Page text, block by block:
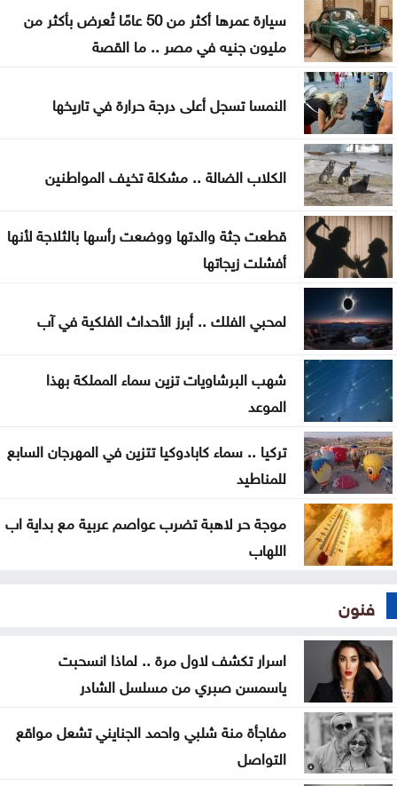
هل تأكل البطيخ مع الخبز؟ خبراء يوضحون ما قد يحدث
لجسمك
عطالله: الوصاية الهاشمية صمام أمان للمقدسات في
القدس
أعيان: مواقف الملك تعكس التزامًا أردنيًا راسخًا بالدفاع
عن القدس ومقدساتها
إيران: مفاوضات مضيق هرمز مع عُمان في مراحلها
النهائية
الرئيس الإيراني: صعوبة التواصل مع المرشد مجتبى
خامنئي
لجنة "4+4" الليبية تتوصل لاتفاق بشأن تعيين رئيس
مفوضية الانتخابات
سيارة عمرها أكثر من 50 عامًا تُعرض بأكثر من
مليون جنيه في مصر .. ما القصة
النمسا تسجل أعلى درجة حرارة في تاريخها
الكلاب الضالة .. مشكلة تخيف المواطنين
قطعت جثة والدتها ووضعت رأسها بالثلاجة لأنها
أفشلت زيجاتها
لمحبي الفلك .. أبرز الأحداث الفلكية في آب
شهب البرشاويات تزين سماء المملكة بهذا
الموعد
تركيا .. سماء كابادوكيا تتزين في المهرجان السابع
للمناطيد
موجة حر لاهبة تضرب عواصم عربية مع بداية اب
اللهاب
فنون
اسرار تكشف لاول مرة .. لماذا انسحبت
ياسمسن صبري من مسلسل الشادر
مفاجأة منة شلبي واحمد الجنايني تشعل مواقع
التواصل